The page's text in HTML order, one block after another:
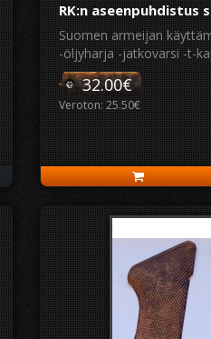
RK:n aseenpuhdistus
Suomen armeijan
-öljyharja -jatkovarsi -t-
32.00€
Veroton: 25.50€